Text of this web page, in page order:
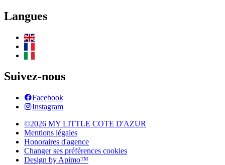
Langues
Suivez-nous
Facebook
Instagram
©2026 MY LITTLE COTE D'AZUR
Mentions légales
Honoraires d'agence
Changer ses préférences cookies
Design by Apimo™